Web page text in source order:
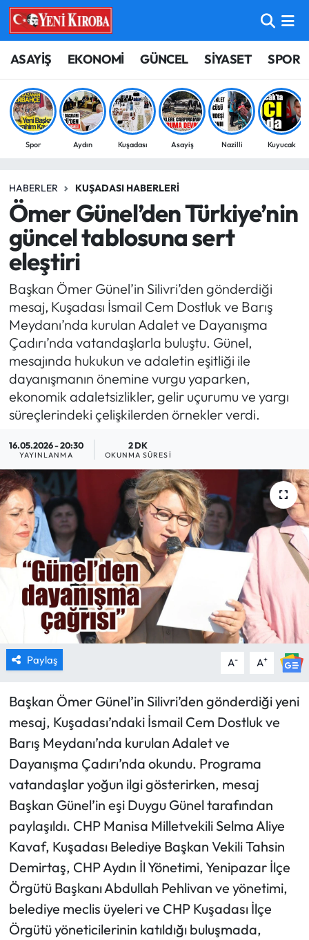
ASAYİŞ EKONOMİ GÜNCEL SİYASET SPOR
Spor Aydın Kuşadası Asayiş Nazilli Kuyucak
HABERLER KUŞADASI HABERLERI
Ömer Günel’den Türkiye’nin
güncel tablosuna sert
eleştiri
Başkan Ömer Günel’in Silivri’den gönderdiği
mesaj, Kuşadası İsmail Cem Dostluk ve Barış
Meydanı’nda kurulan Adalet ve Dayanışma
Çadırı’nda vatandaşlarla buluştu. Günel,
mesajında hukukun ve adaletin eşitliği ile
dayanışmanın önemine vurgu yaparken,
ekonomik adaletsizlikler, gelir uçurumu ve yargı
süreçlerindeki çelişkilerden örnekler verdi.
16.05.2026 - 20:30
YAYINLANMA
2 DK
OKUNMA SÜRESI
Paylaş A- A+
Başkan Ömer Günel’in Silivri’den gönderdiği yeni
mesaj, Kuşadası’ndaki İsmail Cem Dostluk ve
Barış Meydanı’nda kurulan Adalet ve
Dayanışma Çadırı’nda okundu. Programa
vatandaşlar yoğun ilgi gösterirken, mesaj
Başkan Günel’in eşi Duygu Günel tarafından
paylaşıldı. CHP Manisa Milletvekili Selma Aliye
Kavaf, Kuşadası Belediye Başkan Vekili Tahsin
Demirtaş, CHP Aydın İl Yönetimi, Yenipazar İlçe
Örgütü Başkanı Abdullah Pehlivan ve yönetimi,
belediye meclis üyeleri ve CHP Kuşadası İlçe
Örgütü yöneticilerinin katıldığı buluşmada,
ASAYİŞ
BİLİM-TEKNOLOJİ
ÇEVRE
EĞİTİM
EKONOMİ
GÜNCEL
GÜNDEM
MAGAZİN
SAĞLIK
SİYASET
SPOR
TARIM
TURİZM
YAŞAM
RESMİ İLANLAR
HABER İLAN
Aydın Nöbetçi Eczaneler
Aydın Hava Durumu
Aydin Namaz Vakitleri
Süper Lig Puan Durumu ve Fikstür
Tüm Manşetler
Son Dakika Haberleri
Haber Arşivi